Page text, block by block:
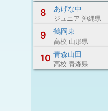
8 あげな中
ジュニア 沖縄県
9 鶴岡東
高校 山形県
10 青森山田
高校 青森県